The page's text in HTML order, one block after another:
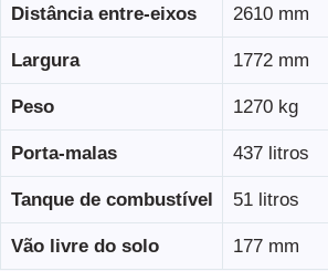
Distância entre-eixos 2610 mm
Largura 1772 mm
Peso 1270 kg
Porta-malas 437 litros
Tanque de combustível 51 litros
Vão livre do solo
177 mm